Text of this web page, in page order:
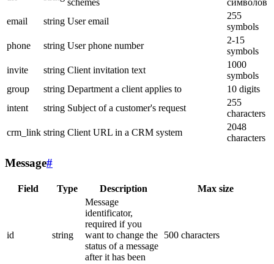
email
string User email
255
symbols
phone
string User phone number
2-15
symbols
invite
string Client invitation text
1000
symbols
group
string Department a client applies to
10 digits
intent
string Subject of a customer's request
255
characters
crm_link string Client URL in a CRM system
2048
characters
Message#
Field Type Description Max size
id string
Message
identificator,
required if you
want to change the
status of a message
after it has been
500 characters